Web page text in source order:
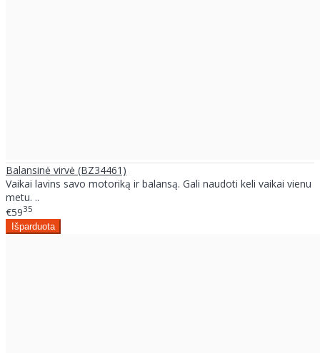
Balansinė virvė (BZ34461)
Vaikai lavins savo motoriką ir balansą. Gali naudoti keli vaikai vienu
metu. ..
€5935